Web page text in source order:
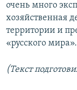
очень много
хозяйственная
территории и
«русского мира».
(Текст